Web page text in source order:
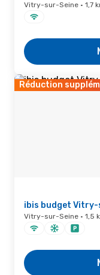
Vitry-sur-Seine · 1,7
Réduction
ibis budget Vitry-
Vitry-sur-Seine · 1,5